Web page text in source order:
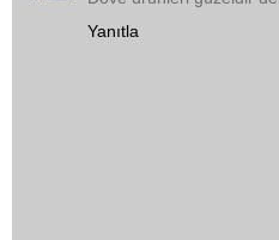
Yanıtla